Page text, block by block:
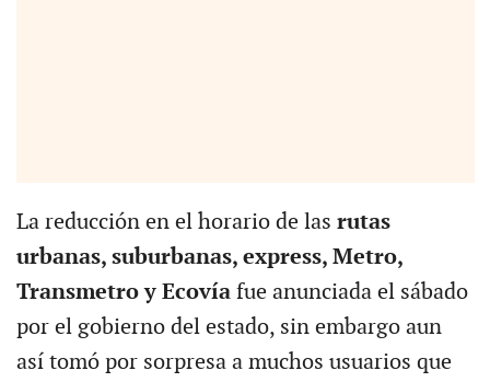
La reducción en el horario de las rutas
urbanas, suburbanas, express, Metro,
Transmetro y Ecovíafue anunciada el sábado
por el gobierno del estado, sin embargo aun
así tomó por sorpresa a muchos usuarios que